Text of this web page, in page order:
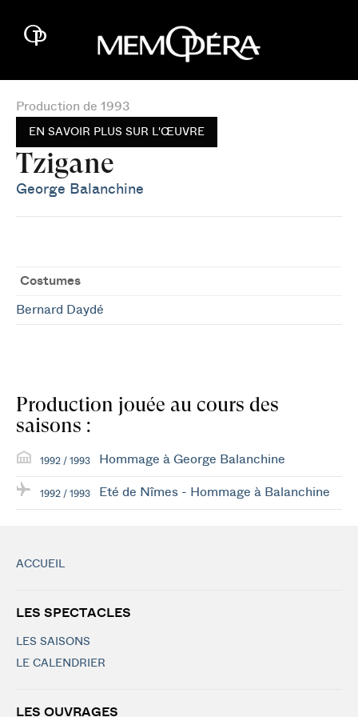
Production de 1993
EN SAVOIR PLUS SUR L'ŒUVRE
Tzigane
George Balanchine
Costumes
Bernard Daydé
Production jouée au cours des
saisons :
1992 / 1993 Hommage à George Balanchine
1992 / 1993 Eté de Nîmes - Hommage à Balanchine
ACCUEIL
LES SPECTACLES
LES SAISONS
LE CALENDRIER
LES OUVRAGES